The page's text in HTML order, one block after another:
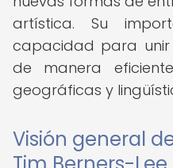
artística. Su
capacidad para unir
de manera
geográficas y
Visión general